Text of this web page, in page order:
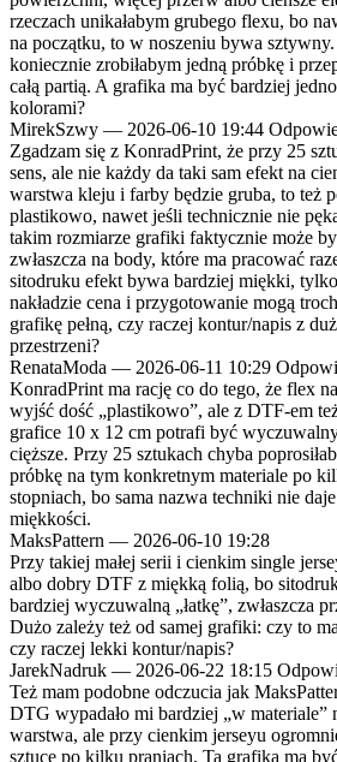
rzeczach unikałabym grubego flexu, bo
na początku, to w noszeniu bywa
koniecznie zrobiłabym jedną próbkę i
całą partią. A grafika ma być bardziej
kolorami?
MirekSzwy — 2026-06-10 19:44
Zgadzam się z KonradPrint, że przy 25
sens, ale nie każdy da taki sam efekt na
warstwa kleju i farby będzie gruba, to też
plastikowo, nawet jeśli technicznie nie
takim rozmiarze grafiki faktycznie może
zwłaszcza na body, które ma pracować
sitodruku efekt bywa bardziej miękki,
nakładzie cena i przygotowanie mogą
grafikę pełną, czy raczej kontur/napis z
przestrzeni?
RenataModa — 2026-06-11 10:29
KonradPrint ma rację co do tego, że flex
wyjść dość „plastikowo”, ale z DTF-em
grafice 10 x 12 cm potrafi być
cięższe. Przy 25 sztukach chyba
próbkę na tym konkretnym materiale po
stopniach, bo sama nazwa techniki nie
miękkości.
MaksPattern — 2026-06-10 19:28
Przy takiej małej serii i cienkim single
albo dobry DTF z miękką folią, bo
bardziej wyczuwalną „łatkę”, zwłaszcza
Dużo zależy też od samej grafiki: czy to
czy raczej lekki kontur/napis?
JarekNadruk — 2026-06-22 18:15
Też mam podobne odczucia jak
DTG wypadało mi bardziej „w materiale”
warstwa, ale przy cienkim jerseyu
sztuce po kilku praniach. Ta grafika ma